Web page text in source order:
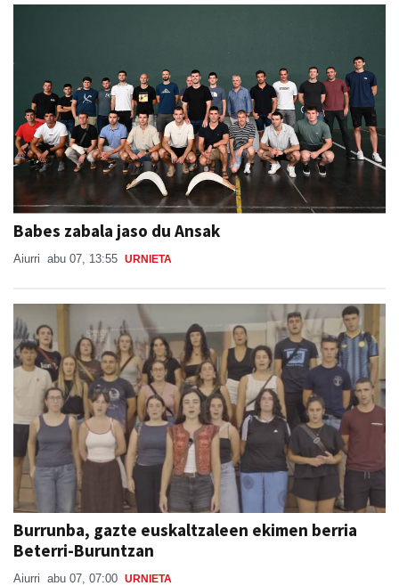
Babes zabala jaso du Ansak
Aiurri abu 07, 13:55 URNIETA
Burrunba, gazte euskaltzaleen ekimen berria
Beterri-Buruntzan
Aiurri abu 07, 07:00 URNIETA